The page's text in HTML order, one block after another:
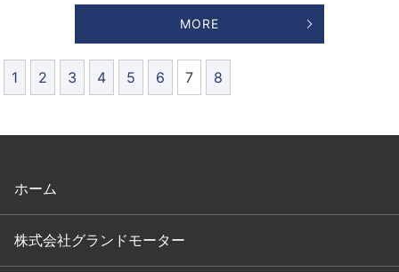
MORE
1 2 3 4 5 6 7 8
ホーム
株式会社グランドモーター